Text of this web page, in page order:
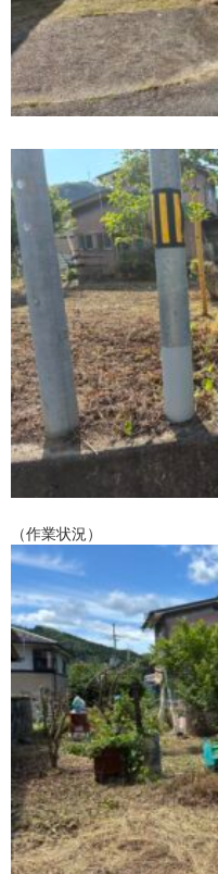
（作業状況）